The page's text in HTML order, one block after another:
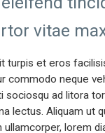
vitae
turpis et eros
commodo neque
sociosqu ad litora
lectus. Aliquam ut
ullamcorper, lorem